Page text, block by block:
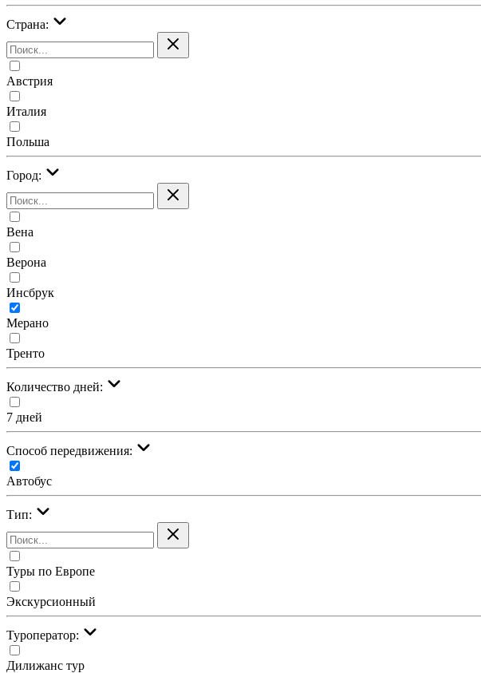
Страна:
Австрия
Италия
Польша
Город:
Вена
Верона
Инсбрук
Мерано
Тренто
Количество дней:
7 дней
Cпособ передвижения:
Автобус
Тип:
Туры по Европе
Экскурсионный
Туроператор:
Дилижанс тур